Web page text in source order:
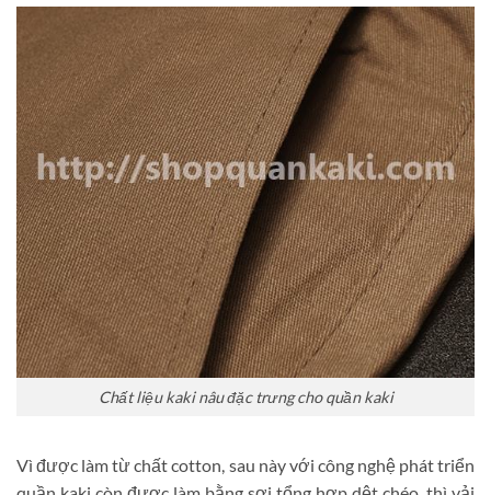
Chất liệu kaki nâu đặc trưng cho quần kaki
Vì được làm từ chất cotton, sau này với công nghệ phát triển